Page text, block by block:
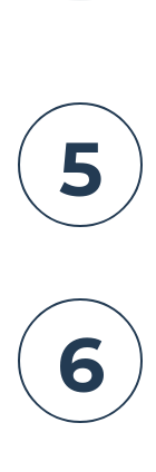
5
6